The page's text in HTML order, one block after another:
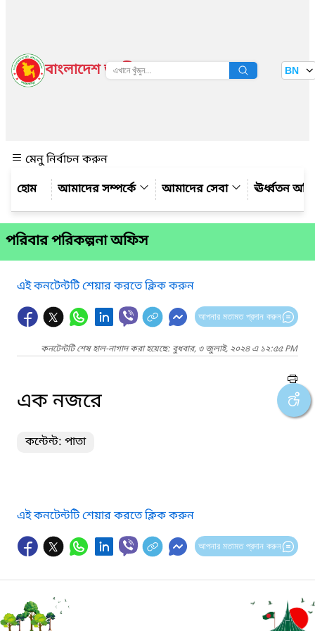
বাংলাদেশ জাতীয় তথ্য বাতায়ন BN
মেনু নির্বাচন করুন
আমাদের সম্পর্কে
আমাদের সেবা ঊর্ধ্বতন
পরিবার পরিকল্পনা অফিস
এই কনটেন্টটি শেয়ার করতে ক্লিক করুন
আপনার মতামত প্রদান করুন
কনটেন্টটি শেষ হাল-নাগাদ করা হয়েছে: বুধবার, ৩ জুলাই, ২০২৪ এ ১২:৫৫ PM
এক নজরে
কন্টেন্ট: পাতা
এই কনটেন্টটি শেয়ার করতে ক্লিক করুন
আপনার মতামত প্রদান করুন